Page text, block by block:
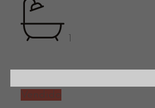
1
Vendido